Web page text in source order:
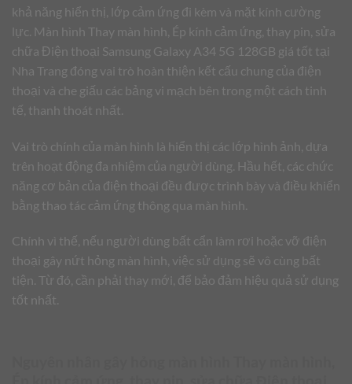
khả năng hiển thị, lớp cảm ứng đi kèm và mặt kính cường
lực. Màn hình Thay màn hình, Ép kính cảm ứng, thay pin, sửa
chữa Điện thoại Samsung Galaxy A34 5G 128GB giá tốt tại
Nha Trang đóng vai trò hoàn thiện kết cấu chung của điện
thoại và che giấu các bảng vi mạch bên trong một cách tinh
tế, thanh thoát nhất.
Vai trò chính của màn hình là hiển thị các lớp hình ảnh, dựa
trên hoạt động đa nhiệm của người dùng. Hầu hết, các chức
năng cơ bản của điện thoại đều được trình bày và điều khiển
bằng thao tác cảm ứng thông qua màn hình.
Chính vì thế, nếu người dùng bất cẩn làm rơi hoặc vỡ điện
thoại gây nứt hỏng màn hình, việc sử dụng sẽ vô cùng bất
tiện. Từ đó, cần phải thay mới, để bảo đảm hiệu quả sử dụng
tốt nhất.